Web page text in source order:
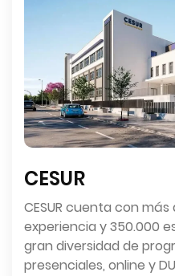
CESUR
CESUR cuenta con
experiencia y 350.000
gran diversidad de
presenciales, online y